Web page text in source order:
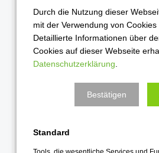
Ziel erreicht: eine gute
gemeinsame Zeit als
Kurs in Wilhelmshausen
Weiterlesen …
Durch die Nutzung dieser
mit der Verwendung von Cookies
Detaillierte Informationen über
Cookies auf dieser Webseite
Datenschutzerklärung
Bestätigen
Standard